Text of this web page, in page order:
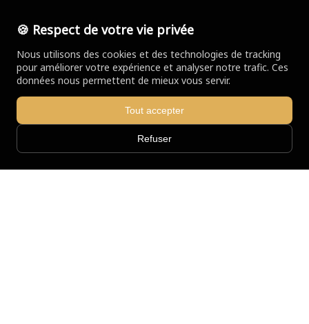
🍪 Respect de votre vie privée
Nous utilisons des cookies et des technologies de tracking
pour améliorer votre expérience et analyser notre trafic. Ces
données nous permettent de mieux vous servir.
Tout accepter
Refuser
Trouver votre agence
Le réseau SOCOREBAT